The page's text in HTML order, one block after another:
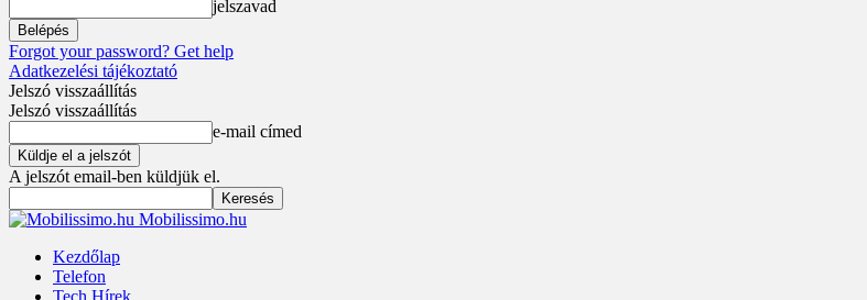
jelszavad
Forgot your password? Get help
Adatkezelési tájékoztató
Jelszó visszaállítás
Jelszó visszaállítás
e-mail címed
A jelszót email-ben küldjük el.
Mobilissimo.hu
Kezdőlap
Telefon
Tech Hírek